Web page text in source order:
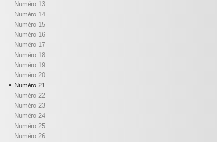
Numéro 13
Numéro 14
Numéro 15
Numéro 16
Numéro 17
Numéro 18
Numéro 19
Numéro 20
Numéro 21
Numéro 22
Numéro 23
Numéro 24
Numéro 25
Numéro 26